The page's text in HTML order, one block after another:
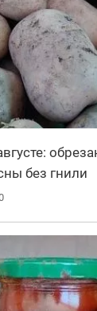
без гнили